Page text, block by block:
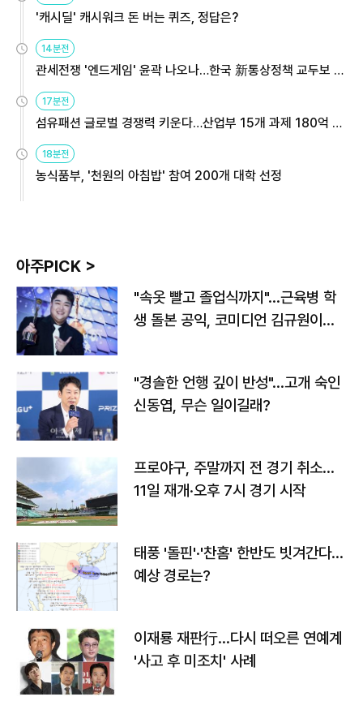
'캐시딜' 캐시워크 돈 버는 퀴즈, 정답은?
14분전
관세전쟁 '엔드게임' 윤곽 나오나…한국 新통상정책 교두보 활
용해야
17분전
섬유패션 글로벌 경쟁력 키운다…산업부 15개 과제 180억 지
원
18분전
농식품부, '천원의 아침밥' 참여 200개 대학 선정
아주PICK >
"속옷 빨고 졸업식까지"…근육병 학
생 돌본 공익, 코미디언 김규원이었
"경솔한 언행 깊이 반성"…고개 숙인
신동엽, 무슨 일이길래?
프로야구, 주말까지 전 경기 취소…
11일 재개·오후 7시 경기 시작
태풍 '돌핀'·'찬홈' 한반도 빗겨간다…
예상 경로는?
이재룡 재판行…다시 떠오른 연예계
'사고 후 미조치' 사례